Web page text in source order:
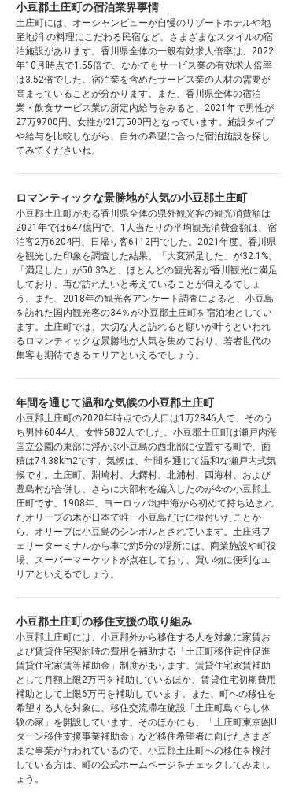
小豆郡土庄町の宿泊業界事情
土庄町には、オーシャンビューが自慢のリゾートホテルや地
産地消 の料理にこだわる民宿など、さまざまなスタイルの宿
泊施設があります。香川県全体の一般有効求人倍率は、2022
年10月時点で1.55倍で、なかでもサービス業の有効求人倍率
は3.52倍でした。宿泊業を含めたサービス業の人材の需要が
高まっていることが分かります。また、香川県全体の宿泊
業・飲食サービス業の所定内給与をみると、2021年で男性が
27万9700円、女性が21万500円となっています。施設タイプ
や給与を比較しながら、自分の希望に合った宿泊施設を探し
てみてくださいね。
ロマンティックな景勝地が人気の小豆郡土庄町
小豆郡土庄町がある香川県全体の県外観光客の観光消費額は
2021年では647億円で、1人当たりの平均観光消費金額は、宿
泊客2万6204円、日帰り客6112円でした。2021年度、香川県
を観光した印象を調査した結果、「大変満足した」が32.1%、
「満足した」が50.3%と、ほとんどの観光客が香川観光に満足
しており、再び訪れたいと考えていることが伺えるでしょ
う。また、2018年の観光客アンケート調査によると、小豆島
を訪れた国内観光客の34％が小豆郡土庄町を宿泊地としてい
ます。土庄町では、大切な人と訪れると願いが叶うといわれ
るロマンティックな景勝地が人気を集めており、若者世代の
集客も期待できるエリアといえるでしょう。
年間を通じて温和な気候の小豆郡土庄町
小豆郡土庄町の2020年時点での人口は1万2846人で、そのう
ち男性6044人、女性6802人でした。小豆郡土庄町は瀬戸内海
国立公園の東部に浮かぶ小豆島の西北部に位置する町で、面
積は74.38km2です。気候は、年間を通じて温和な瀬戸内式気
候です。土庄町、淵崎村、大鐸村、北浦村、四海村、および
豊島村が合併し、さらに大部村を編入したのが今の小豆郡土
庄町です。1908年、ヨーロッパ地中海から初めて持ち込まれ
たオリーブの木が日本で唯一小豆島だけに根付いたことか
ら、オリーブは小豆島のシンボルとされています。土庄港フ
ェリーターミナルから車で約5分の場所には、商業施設や町役
場、スーパーマーケットが点在しており、買い物に便利なエ
リアといえるでしょう。
小豆郡土庄町の移住支援の取り組み
小豆郡土庄町には、小豆郡外から移住する人を対象に家賃お
よび賃貸住宅契約時の費用を補助する「土庄町移住定住促進
賃貸住宅家賃等補助金」制度があります。賃貸住宅家賃補助
として月額上限2万円を補助しているほか、賃貸住宅初期費用
補助として上限6万円を補助しています。また、町への移住を
希望する人を対象に、移住交流滞在施設「土庄町島ぐらし体
験の家」を開設しています。そのほかにも、「土庄町東京圏U
ターン移住支援事業補助金」など移住希望者に向けたさまざ
まな事業が行われているので、小豆郡土庄町への移住を検討
している方は、町の公式ホームページをチェックしてみまし
ょう。